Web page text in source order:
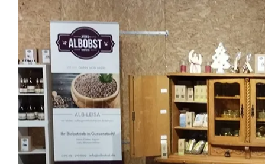
Datenschutz
Die Betreiber dieser Seiten nehmen den Schutz
Ihrer persönlichen Daten sehr ernst. Wir behandeln
Ihre personenbezogenen Daten vertraulich und
entsprechend den gesetzlichen
Datenschutzvorschriften sowie dieser
Datenschutzerklärung.